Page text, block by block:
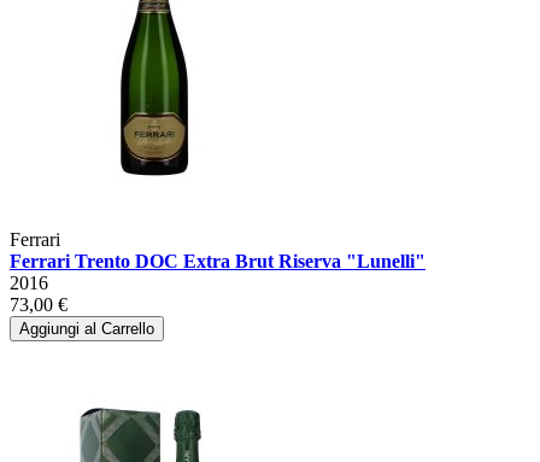
Ferrari
Ferrari Trento DOC Extra Brut Riserva "Lunelli"
2016
73,00 €
Aggiungi al Carrello